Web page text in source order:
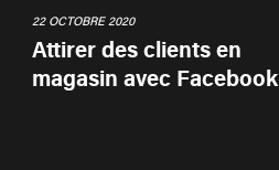
22 OCTOBRE 2020
Attirer des clients en
magasin avec Facebook